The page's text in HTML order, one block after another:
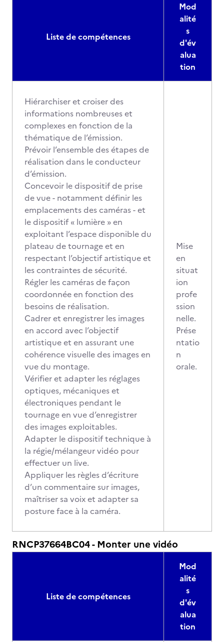
Liste de compétences
Mod
alité
s
d'év
alua
tion
Hiérarchiser et croiser des
informations nombreuses et
complexes en fonction de la
thématique de l’émission.
Prévoir l’ensemble des étapes de
réalisation dans le conducteur
d’émission.
Concevoir le dispositif de prise
de vue - notamment définir les
emplacements des caméras - et
le dispositif « lumière » en
exploitant l’espace disponible du
plateau de tournage et en
respectant l’objectif artistique et
les contraintes de sécurité.
Régler les caméras de façon
coordonnée en fonction des
besoins de réalisation.
Cadrer et enregistrer les images
en accord avec l’objectif
artistique et en assurant une
cohérence visuelle des images en
vue du montage.
Vérifier et adapter les réglages
optiques, mécaniques et
électroniques pendant le
tournage en vue d’enregistrer
des images exploitables.
Adapter le dispositif technique à
la régie/mélangeur vidéo pour
effectuer un live.
Appliquer les règles d’écriture
d’un commentaire sur images,
maîtriser sa voix et adapter sa
posture face à la caméra.
Mise
en
situat
ion
profe
ssion
nelle.
Prése
ntatio
n
orale.
RNCP37664BC04 - Monter une vidéo
Liste de compétences
Mod
alité
s
d'év
alua
tion